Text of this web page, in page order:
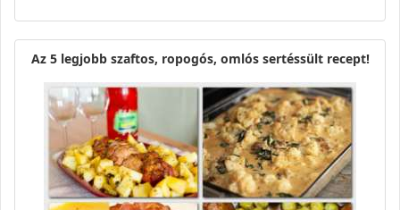
Az 5 legjobb szaftos, ropogós, omlós sertéssült recept!